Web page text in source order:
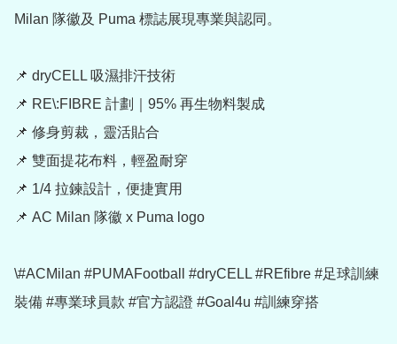
Milan 隊徽及 Puma 標誌展現專業與認同。
📌 dryCELL 吸濕排汗技術
📌 RE\:FIBRE 計劃｜95% 再生物料製成
📌 修身剪裁，靈活貼合
📌 雙面提花布料，輕盈耐穿
📌 1/4 拉鍊設計，便捷實用
📌 AC Milan 隊徽 x Puma logo
\#ACMilan #PUMAFootball #dryCELL #REfibre #足球訓練
裝備 #專業球員款 #官方認證 #Goal4u #訓練穿搭